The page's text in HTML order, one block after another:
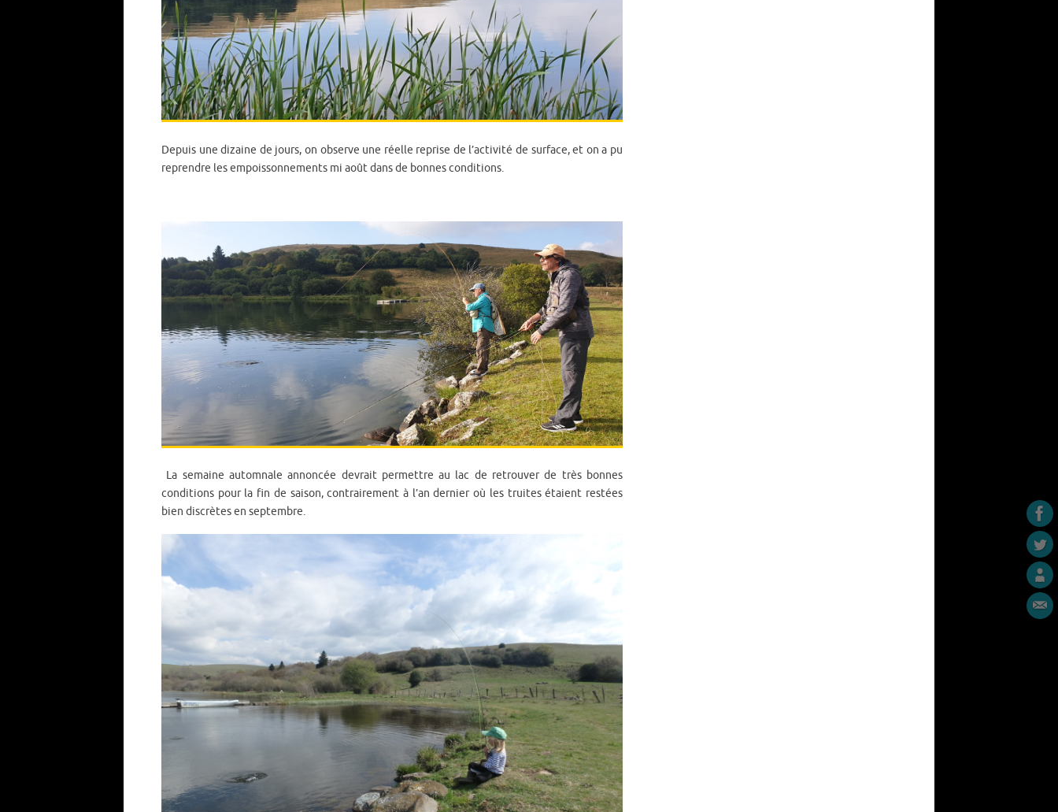
Depuis une dizaine de jours, on observe une réelle reprise de l’activité de surface, et on a pu
reprendre les empoissonnements mi août dans de bonnes conditions.
La semaine automnale annoncée devrait permettre au lac de retrouver de très bonnes
conditions pour la fin de saison, contrairement à l’an dernier où les truites étaient restées
bien discrètes en septembre.